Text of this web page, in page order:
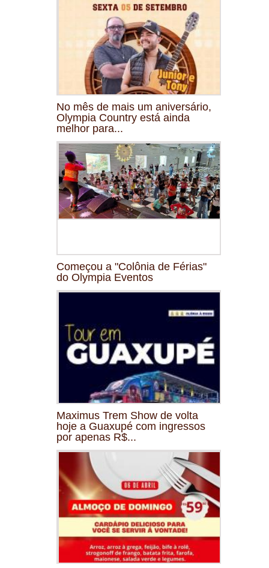
No mês de mais um aniversário,
Olympia Country está ainda
melhor para...
Começou a "Colônia de Férias"
do Olympia Eventos
Maximus Trem Show de volta
hoje a Guaxupé com ingressos
por apenas R$...